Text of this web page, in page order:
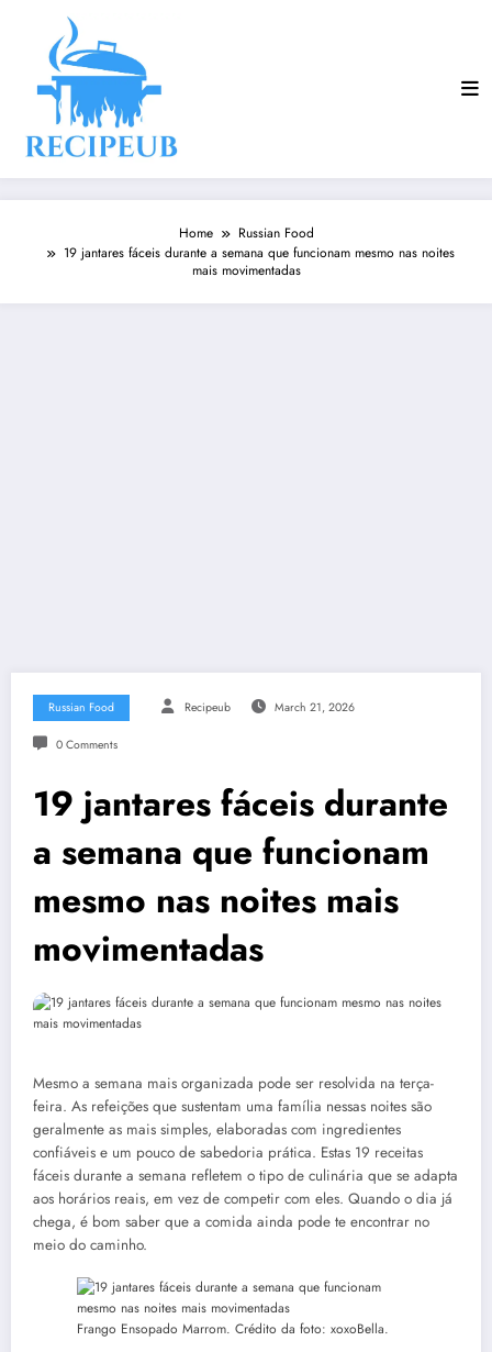
Home
Russian Food
19 jantares fáceis durante a semana que funcionam mesmo nas noites
mais movimentadas
Russian Food Recipeub March 21, 2026
0 Comments
19 jantares fáceis durante
a semana que funcionam
mesmo nas noites mais
movimentadas
Mesmo a semana mais organizada pode ser resolvida na terça-
feira. As refeições que sustentam uma família nessas noites são
geralmente as mais simples, elaboradas com ingredientes
confiáveis ​​e um pouco de sabedoria prática. Estas 19 receitas
fáceis durante a semana refletem o tipo de culinária que se adapta
aos horários reais, em vez de competir com eles. Quando o dia já
chega, é bom saber que a comida ainda pode te encontrar no
meio do caminho.
Frango Ensopado Marrom. Crédito da foto: xoxoBella.